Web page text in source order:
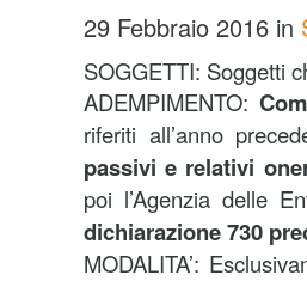
29 Febbraio 2016 in
SOGGETTI: Soggetti
ADEMPIMENTO:
riferiti all’anno
passivi e relativi
poi l’Agenzia delle
dichiarazione 730
MODALITA’: